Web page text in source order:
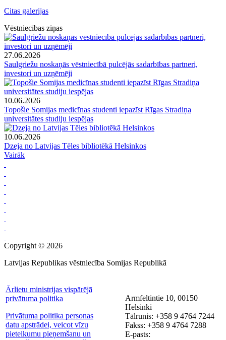
Citas galerijas
Vēstniecības ziņas
27.06.2026
Saulgriežu noskaņās vēstniecībā pulcējās sadarbības partneri,
investori un uzņēmēji
10.06.2026
Topošie Somijas medicīnas studenti iepazīst Rīgas Stradiņa
universitātes studiju iespējas
10.06.2026
Dzeja no Latvijas Tēles bibliotēkā Helsinkos
Vairāk
Copyright © 2026
Latvijas Republikas vēstniecība Somijas Republikā
Ārlietu ministrijas vispārējā
privātuma politika
Privātuma politika personas
datu apstrādei, veicot vīzu
pieteikumu pieņemšanu un
Armfeltintie 10, 00150
Helsinki
Tālrunis: +358 9 4764 7244
Fakss: +358 9 4764 7288
E-pasts: